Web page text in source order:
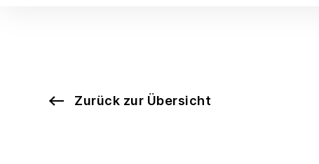
Zurück zur Übersicht